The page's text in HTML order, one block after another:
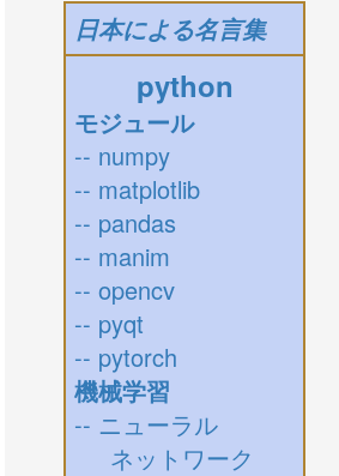
日本による名言集
python
モジュール
-- numpy
-- matplotlib
-- pandas
-- manim
-- opencv
-- pyqt
-- pytorch
機械学習
-- ニューラル
ネットワーク